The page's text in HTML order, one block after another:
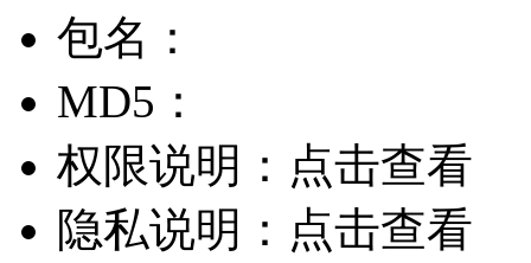
包名：
MD5：
权限说明： 点击查看
隐私说明： 点击查看